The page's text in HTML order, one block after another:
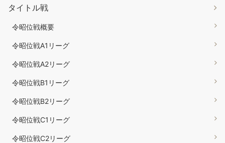
タイトル戦
令昭位戦概要
令昭位戦A1リーグ
令昭位戦A2リーグ
令昭位戦B1リーグ
令昭位戦B2リーグ
令昭位戦C1リーグ
令昭位戦C2リーグ